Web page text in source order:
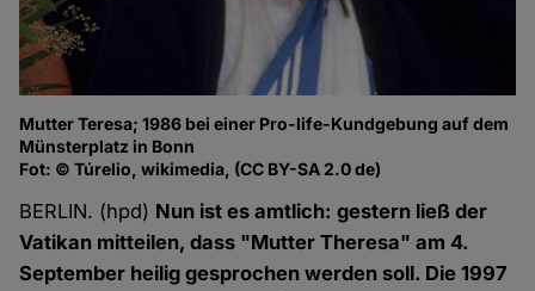
Mutter Teresa; 1986 bei einer Pro-life-Kundgebung auf dem
Münsterplatz in Bonn
Fot: © Túrelio, wikimedia, (CC BY-SA 2.0 de)
BERLIN. (hpd) Nun ist es amtlich: gestern ließ der
Vatikan mitteilen, dass "Mutter Theresa" am 4.
September heilig gesprochen werden soll. Die 1997